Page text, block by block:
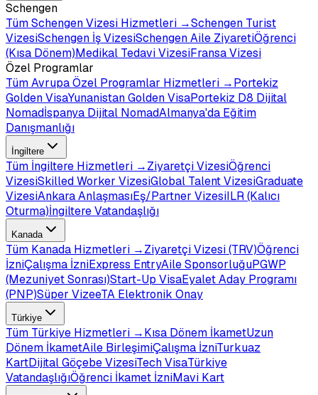
Schengen
TümSchengen Vizesi Hizmetleri →Schengen Turist
VizesiSchengen İş VizesiSchengen Aile ZiyaretiÖğrenci
(Kısa Dönem)Medikal Tedavi VizesiFransa Vizesi
Özel Programlar
TümAvrupa Özel Programlar Hizmetleri →Portekiz
Golden VisaYunanistan Golden VisaPortekiz D8 Dijital
Nomadİspanya Dijital NomadAlmanya'da Eğitim
Danışmanlığı
İngiltere
Tüm İngiltere Hizmetleri →Ziyaretçi VizesiÖğrenci
VizesiSkilled Worker VizesiGlobal Talent VizesiGraduate
VizesiAnkara AnlaşmasıEş/Partner VizesiILR (Kalıcı
Oturma)İngiltere Vatandaşlığı
Kanada
Tüm Kanada Hizmetleri →Ziyaretçi Vizesi (TRV)Öğrenci
İzniÇalışma İzniExpress EntryAile SponsorluğuPGWP
(Mezuniyet Sonrası)Start-Up VisaEyalet Aday Programı
(PNP)Süper VizeeTA Elektronik Onay
Türkiye
Tüm Türkiye Hizmetleri →Kısa Dönem İkametUzun
Dönem İkametAile BirleşimiÇalışma İzniTurkuaz
KartDijital Göçebe VizesiTech VisaTürkiye
VatandaşlığıÖğrenci İkamet İzniMavi Kart